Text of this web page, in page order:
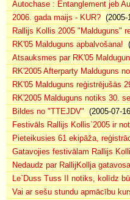
Autochase : Entanglement jeb
2006. gada maijs - KUR? (2005-
Rallijs Kollis 2005 "Malduguns"
RK'05 Malduguns apbalvošana!
Atsauksmes par RK'05
RK'2005 Afterparty Malduguns
RK'05 Malduguns reģistrējušās
RK'2005 Malduguns notiks 30.
Bildes no "TTEJDV" (2005-07-
Festivāls Rallijs Kollis`2005 ir
Pieteikusies 61 ekipāža,
Gatavojies festivālam Rallijs
Nedaudz par RallijKollja
Le`Duss Tuss II notiks, kolīdz
Vai ar sešu stundu apmācību